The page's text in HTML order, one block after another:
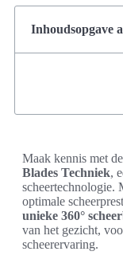
Inhoudsopgave
Maak kennis met
Blades Techniek,
scheertechnologie.
optimale
unieke 360°
van het gezicht,
scheerervaring.